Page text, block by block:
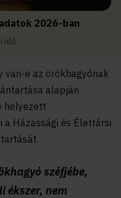
2026-ban
idő
van-e az örökhagyónak
alapján
helyezett
Házassági és Élettársi
széfjébe,
ékszer, nem